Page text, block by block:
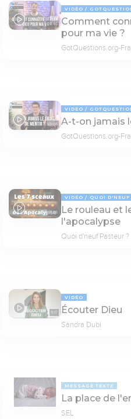
04:46
VIDÉO
Comment
pour ma vie ?
GotQuestions.org-
03:08
VIDÉO
A-t-on jamais
GotQuestions.org-
17:03
VIDÉO QUOI D'NEUF
Le rouleau et
l'apocalypse
Quoi d'neuf Pasteur ?
11:17
VIDÉO
Écouter Dieu
Sandra Dubi
MESSAGE TEXTE
La place de
SEL